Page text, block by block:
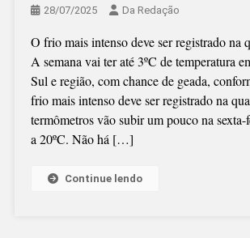
28/07/2025 Da Redação
O frio mais intenso deve ser registrado na
A semana vai ter até 3ºC de temperatura
Sul e região, com chance de geada,
frio mais intenso deve ser registrado na
termômetros vão subir um pouco na
a 20ºC. Não há […]
Continue lendo